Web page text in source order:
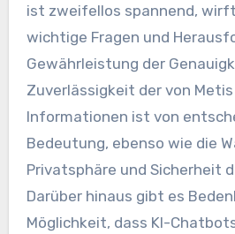
ist zweifellos spannend,
wichtige Fragen und
Gewährleistung der
Zuverlässigkeit der von
Informationen ist von
Bedeutung, ebenso wie die
Privatsphäre und Sicherheit
Darüber hinaus gibt es
Möglichkeit, dass KI-